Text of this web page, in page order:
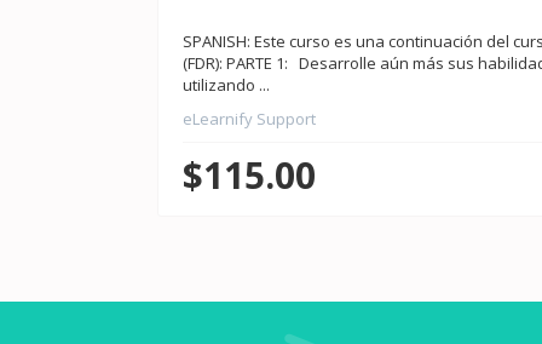
SPANISH: Este curso es una continuación del
(FDR): PARTE 1: Desarrolle aún más sus
utilizando ...
eLearnify Support
$115.00